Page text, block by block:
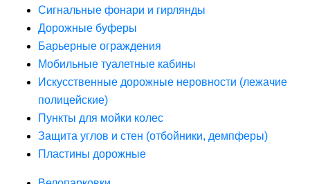
Сигнальные фонари и гирлянды
Дорожные буферы
Барьерные ограждения
Мобильные туалетные кабины
Искусственные дорожные неровности (лежачие
полицейские)
Пункты для мойки колес
Защита углов и стен (отбойники, демпферы)
Пластины дорожные